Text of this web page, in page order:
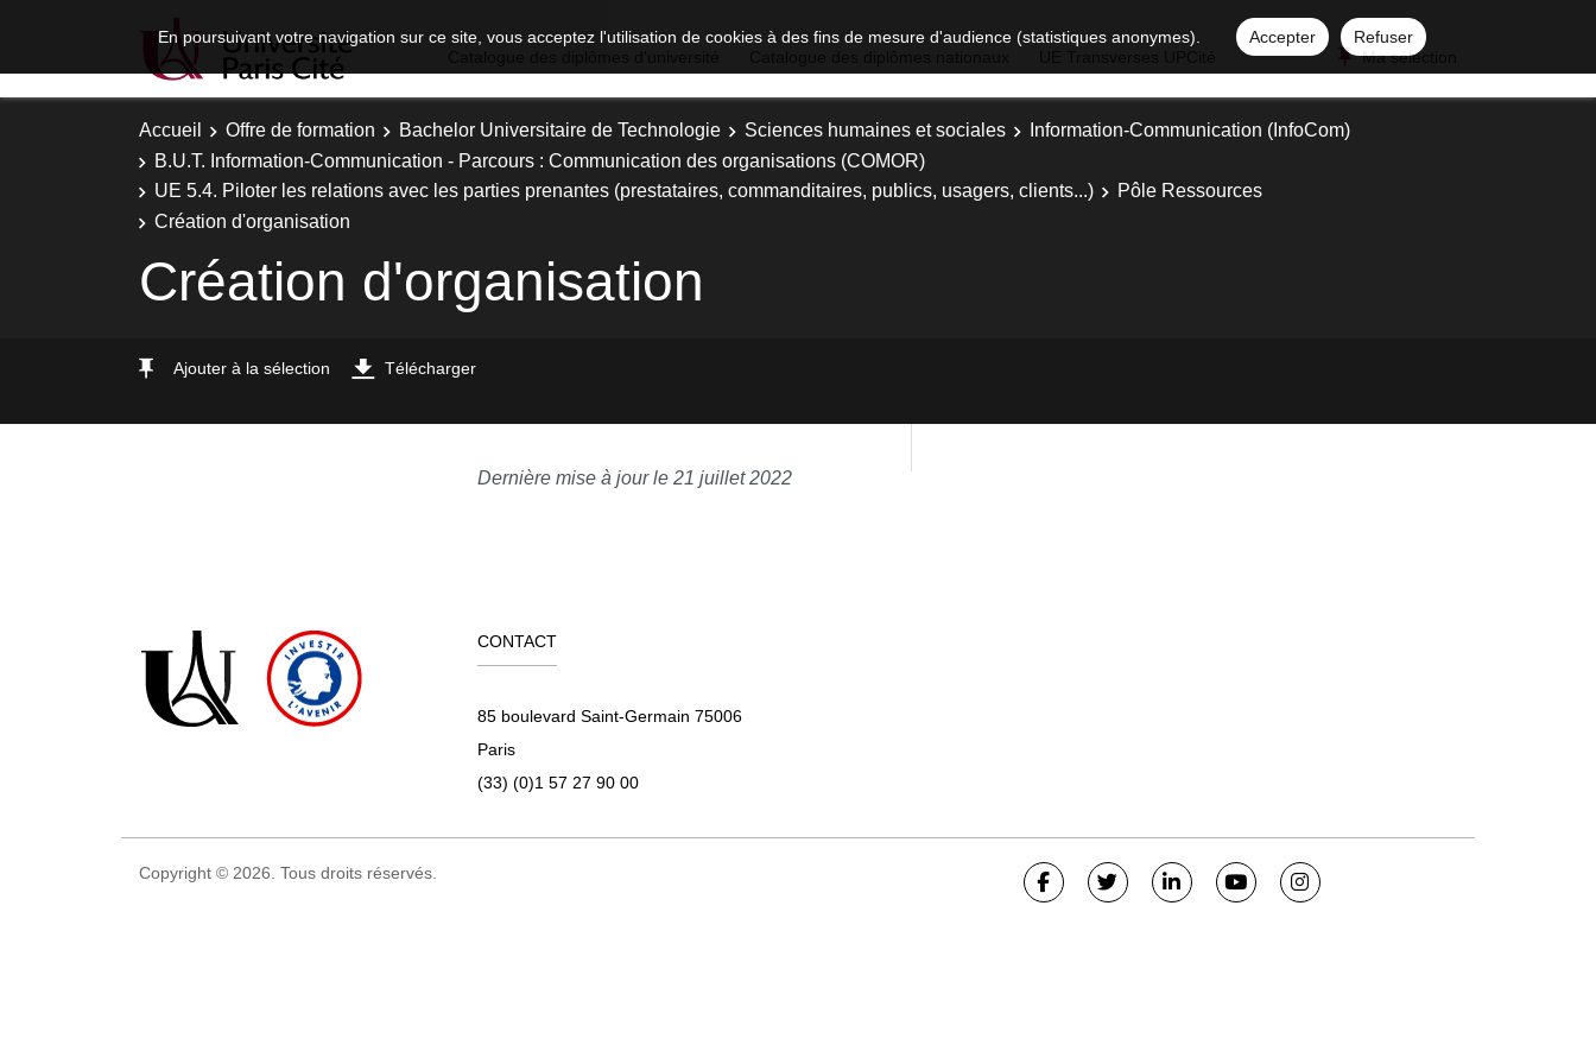
En poursuivant votre navigation sur ce site, vous acceptez l'utilisation de cookies à des fins de mesure d'audience (statistiques anonymes). Accepter
Refuser
Ma sélection
Accueil Offre de formation Bachelor Universitaire de Technologie Sciences humaines et sociales
Information-Communication (InfoCom)
B.U.T. Information-Communication - Parcours : Communication des organisations (COMOR)
UE 5.4. Piloter les relations avec les parties prenantes (prestataires, commanditaires, publics, usagers, clients...)
Pôle Ressources
Création d'organisation
Création d'organisation
Ajouter à la sélection Télécharger
Dernière mise à jour le 21 juillet 2022
CONTACT
85 boulevard Saint-Germain 75006
Paris
(33) (0)1 57 27 90 00
Copyright © 2026. Tous droits réservés.